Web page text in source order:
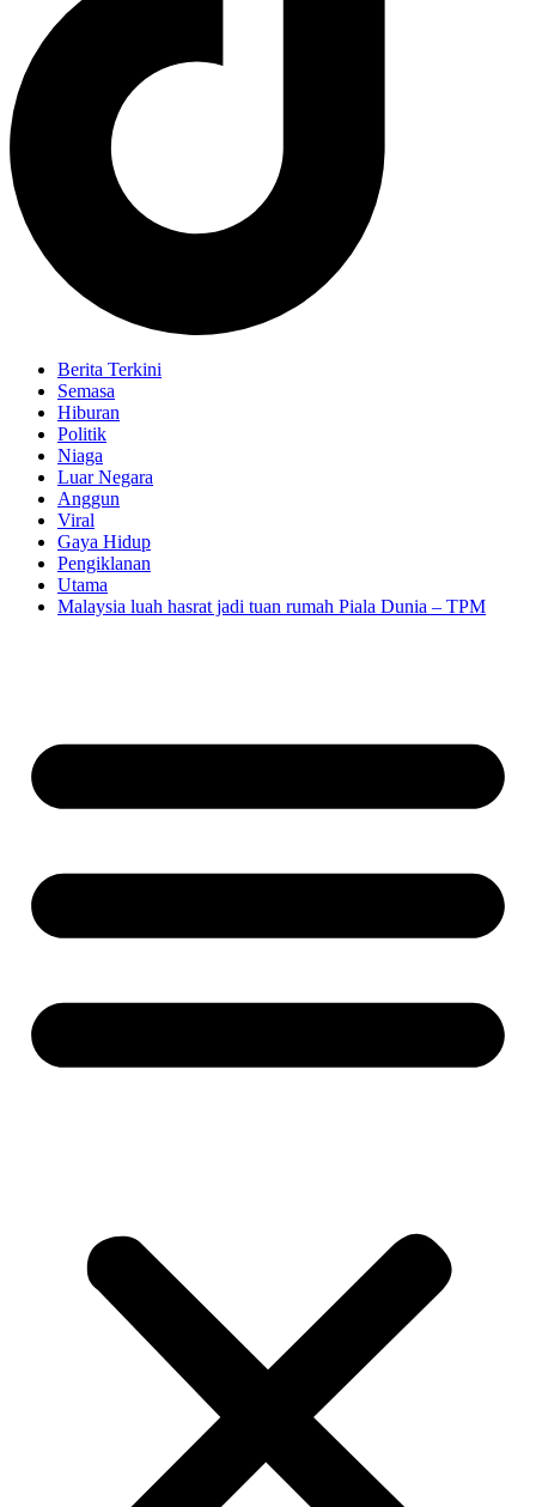
Berita Terkini
Semasa
Hiburan
Politik
Niaga
Luar Negara
Anggun
Viral
Gaya Hidup
Pengiklanan
Utama
Malaysia luah hasrat jadi tuan rumah Piala Dunia – TPM